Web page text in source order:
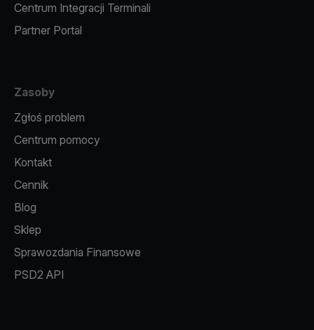
Centrum Integracji Terminali
Partner Portal
Zasoby
Zgłoś problem
Centrum pomocy
Kontakt
Cennik
Blog
Sklep
Sprawozdania Finansowe
PSD2 API